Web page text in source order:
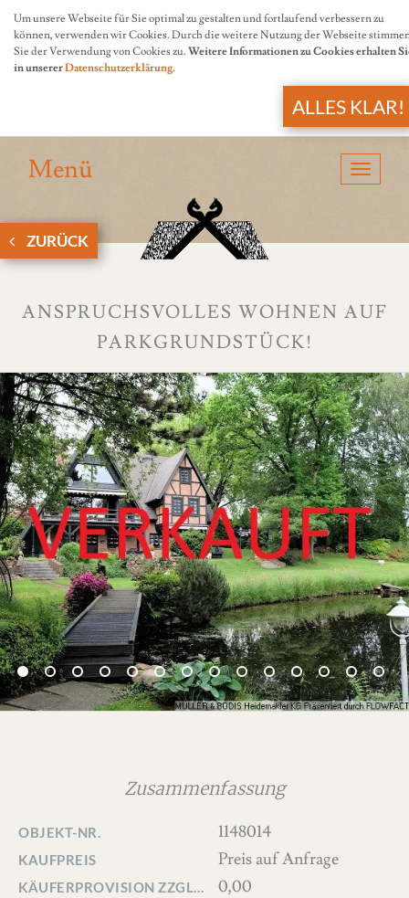
Menü
ZURÜCK
ANSPRUCHSVOLLES WOHNEN AUF
PARKGRUNDSTÜCK!
Zusammenfassung
OBJEKT-NR. 1148014
KAUFPREIS Preis auf Anfrage
KÄUFERPROVISION ZZGL. MWST 0,00
Um unsere Webseite für Sie optimal zu gestalten und fortlaufend verbessern zu
können, verwenden wir Cookies. Durch die weitere Nutzung der Webseite
Sie der Verwendung von Cookies zu. Weitere Informationen zu Cookies erhalten
in unsererDatenschutzerklärung.
ALLES KLAR!